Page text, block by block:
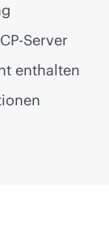
Server
enthalten